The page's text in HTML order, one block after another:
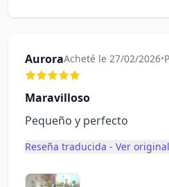
AuroraAcheté le 27/02/2026•
Maravilloso
Pequeño y perfecto
Reseña traducida - Ver original